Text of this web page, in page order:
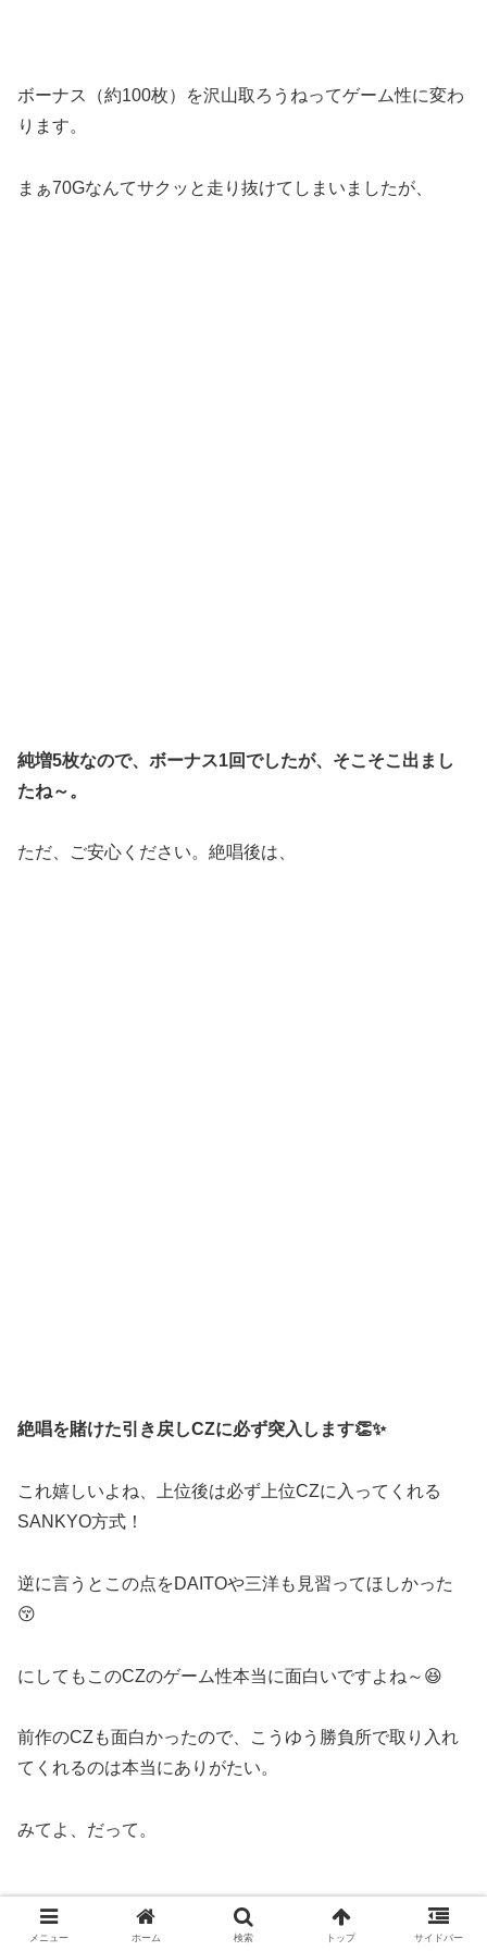
ボーナス（約100枚）を沢山取ろうねってゲーム性に変わ
ります。
まぁ70Gなんてサクッと走り抜けてしまいましたが、
純増5枚なので、ボーナス1回でしたが、そこそこ出まし
たね～。
ただ、ご安心ください。絶唱後は、
絶唱を賭けた引き戻しCZに必ず突入します👏✨
これ嬉しいよね、上位後は必ず上位CZに入ってくれる
SANKYO方式！
逆に言うとこの点をDAITOや三洋も見習ってほしかった
😚
にしてもこのCZのゲーム性本当に面白いですよね～😆
前作のCZも面白かったので、こうゆう勝負所で取り入れ
てくれるのは本当にありがたい。
みてよ、だって。
メニュー ホーム 検索 トップ サイドバー